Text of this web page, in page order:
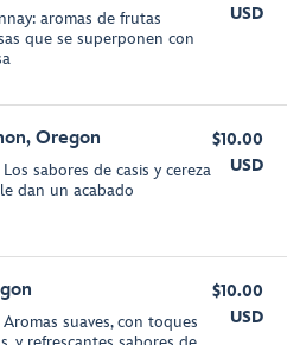
aromas de frutas
que se superponen con
USD
Oregon
sabores de casis y cereza
dan un acabado
$10.00
USD
suaves, con toques
$10.00
USD